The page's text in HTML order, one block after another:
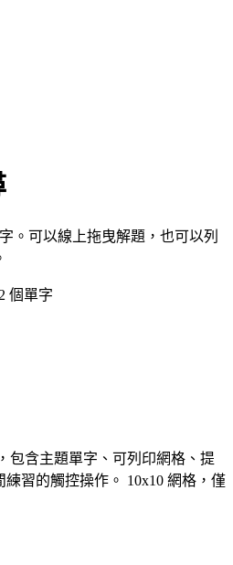
。可以線上拖曳解題，也可以列
個單字
包含主題單字、可列印網格、提
習的觸控操作。 10x10 網格，僅